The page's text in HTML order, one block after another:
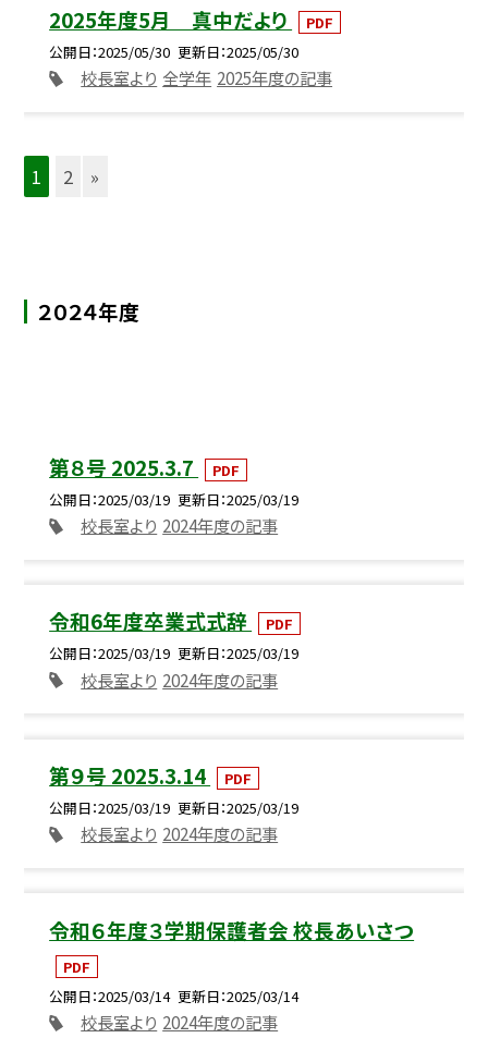
2025年度5月 真中だより
PDF
公開日 2025/05/30 更新日 2025/05/30
校長室より 全学年 2025年度の記事
1 2 »
２０２４年度
第８号 2025.3.7
PDF
公開日 2025/03/19 更新日 2025/03/19
校長室より 2024年度の記事
令和6年度卒業式式辞
PDF
公開日 2025/03/19 更新日 2025/03/19
校長室より 2024年度の記事
第９号 2025.3.14
PDF
公開日 2025/03/19 更新日 2025/03/19
校長室より 2024年度の記事
令和６年度３学期保護者会 校長あいさつ
PDF
公開日 2025/03/14 更新日 2025/03/14
校長室より 2024年度の記事